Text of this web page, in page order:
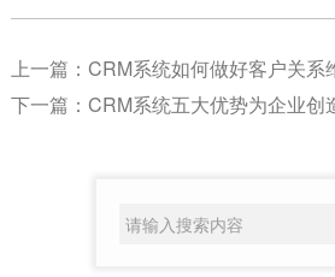
上一篇： CRM系统如何做好客户关系
下一篇： CRM系统五大优势为企业创